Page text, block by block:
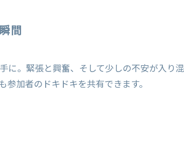
間
に。緊張と興奮、そして少しの不安が入り
加者のドキドキを共有できます。